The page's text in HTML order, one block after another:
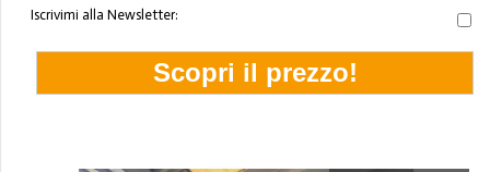
Iscrivimi alla Newsletter: